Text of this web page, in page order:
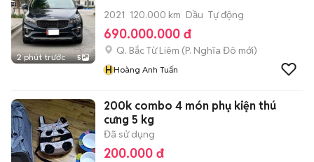
2 phút trước 5
2021 120.000 km Dầu Tự động
690.000.000 đ
Q. Bắc Từ Liêm (P. Nghĩa Đô mới)
HHoàng Anh Tuấn
200k combo 4 món phụ kiện thú
cưng 5 kg
Đã sử dụng
200.000 đ